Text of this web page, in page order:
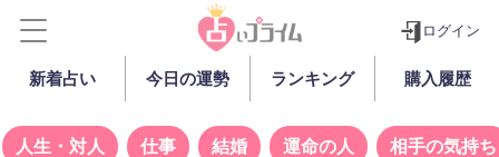
ログイン
新着占い 今日の運勢 ランキング 購入履歴
人生・対人 仕事 結婚 運命の人 相手の気持ち